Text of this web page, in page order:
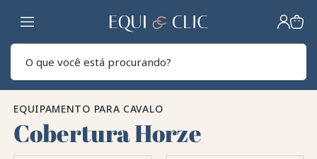
Lar
EQUIPAMENTO PARA CAVALO
Cobertura Horze